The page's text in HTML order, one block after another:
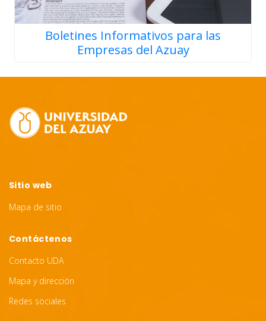
Boletines Informativos para las
Empresas del Azuay
Footer
Sitio web
Mapa de sitio
Contáctenos
Contacto UDA
Mapa y dirección
Redes sociales